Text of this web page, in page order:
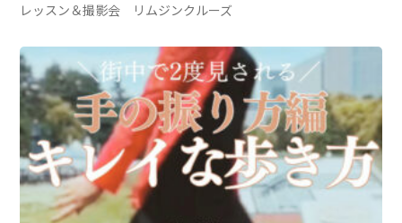
レッスン＆撮影会 リムジンクルーズ